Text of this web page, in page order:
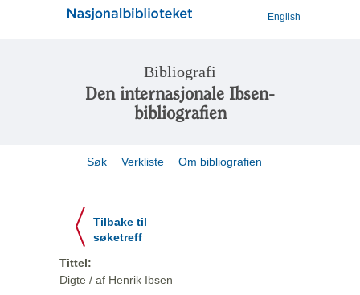
English
Bibliografi
Den internasjonale Ibsen-
bibliografien
Søk Verkliste Om bibliografien
Tilbake til
søketreff
Tittel:
Digte / af Henrik Ibsen